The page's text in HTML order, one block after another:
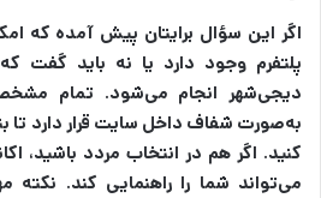
اگر این سؤال برایتان پیش آمده که
پلتفرم وجود دارد یا نه باید گفت
دیجی‌شهر انجام می‌شود. تمام
به‌صورت شفاف داخل سایت قرار دارد تا
کنید. اگر هم در انتخاب مردد باشید،
می‌تواند شما را راهنمایی کند.